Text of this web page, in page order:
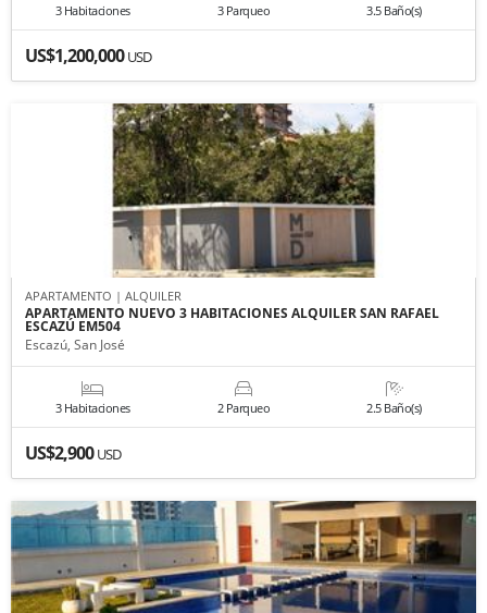
3 Habitaciones 3 Parqueo 3.5 Baño(s)
US$1,200,000USD
APARTAMENTO | ALQUILER
APARTAMENTO NUEVO 3 HABITACIONES ALQUILER SAN RAFAEL
ESCAZÚ EM504
Escazú, San José
3 Habitaciones 2 Parqueo 2.5 Baño(s)
US$2,900USD